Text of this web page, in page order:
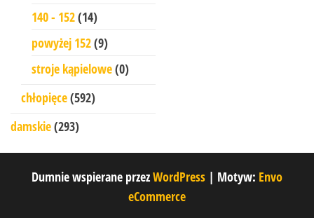
140 - 152(14)
powyżej 152(9)
stroje kąpielowe(0)
chłopięce(592)
damskie(293)
Dumnie wspierane przezWordPress | Motyw: Envo
eCommerce